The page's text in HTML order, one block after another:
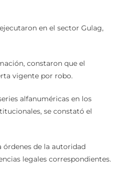
en el sector Gulag,
constaron que el
vigente por robo.
alfanuméricas en los
se constató el
de la autoridad
legales correspondientes.